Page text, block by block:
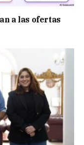
a las ofertas